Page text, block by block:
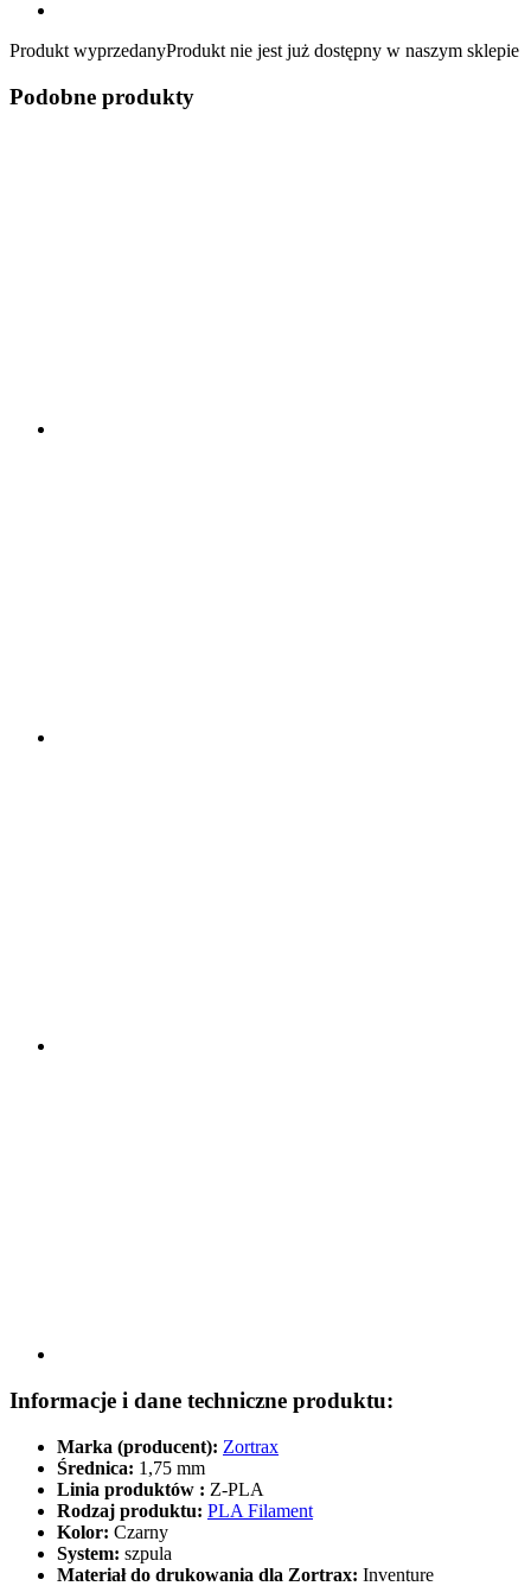
Produkt wyprzedanyProdukt nie jest już dostępny w naszym sklepie
Podobne produkty
Informacje i dane techniczne produktu:
Marka (producent): Zortrax
Średnica: 1,75 mm
Linia produktów : Z-PLA
Rodzaj produktu: PLA Filament
Kolor: Czarny
System: szpula
Materiał do drukowania dla Zortrax: Inventure